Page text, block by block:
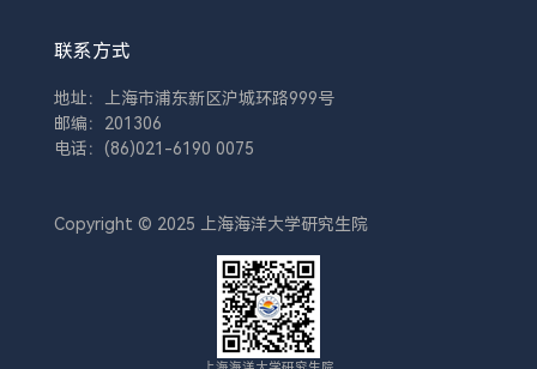
联系方式
地址：上海市浦东新区沪城环路999号
邮编：201306
电话：(86)021-6190 0075
Copyright © 2025 上海海洋大学研究生院